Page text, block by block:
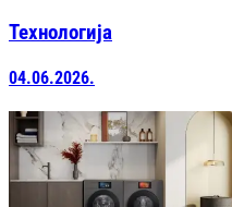
Технологија
04.06.2026.